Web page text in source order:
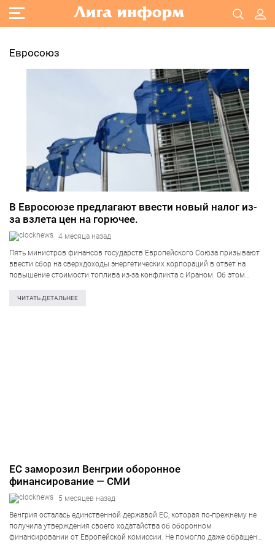
Евросоюз
В Евросоюзе предлагают ввести новый налог из-
за взлета цен на горючее.
4 месяца назад
Пять министров финансов государств Европейского Союза призывают
ввести сбор на сверхдоходы энергетических корпораций в ответ на
повышение стоимости топлива из-за конфликта с Ираном. Об этом
Reuters в субботу, 4 апреля. «Это также пошлет…
ЧИТАТЬ ДЕТАЛЬНЕЕ
ЕС заморозил Венгрии оборонное
финансирование — СМИ
5 месяцев назад
Венгрия осталась единственной державой ЕС, которая по-прежнему не
получила утверждения своего ходатайства об оборонном
финансировании от Европейской комиссии. Не помогло даже обращение